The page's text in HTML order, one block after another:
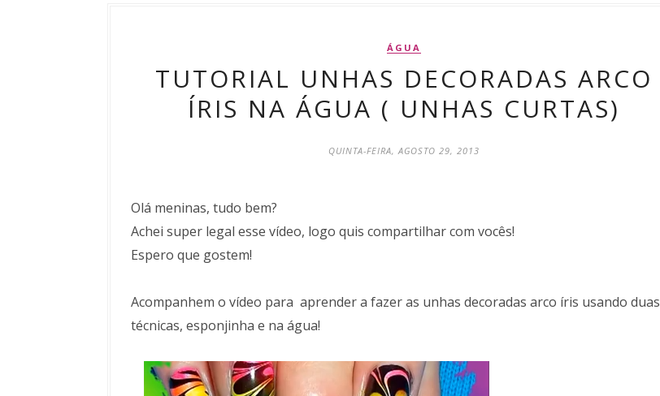
ÁGUA
TUTORIAL UNHAS DECORADAS ARCO
ÍRIS NA ÁGUA ( UNHAS CURTAS)
QUINTA-FEIRA, AGOSTO 29, 2013
Olá meninas, tudo bem?
Achei super legal esse vídeo, logo quis compartilhar com vocês!
Espero que gostem!
Acompanhem o vídeo para aprender a fazer as unhas decoradas arco íris usando duas
técnicas, esponjinha e na água!